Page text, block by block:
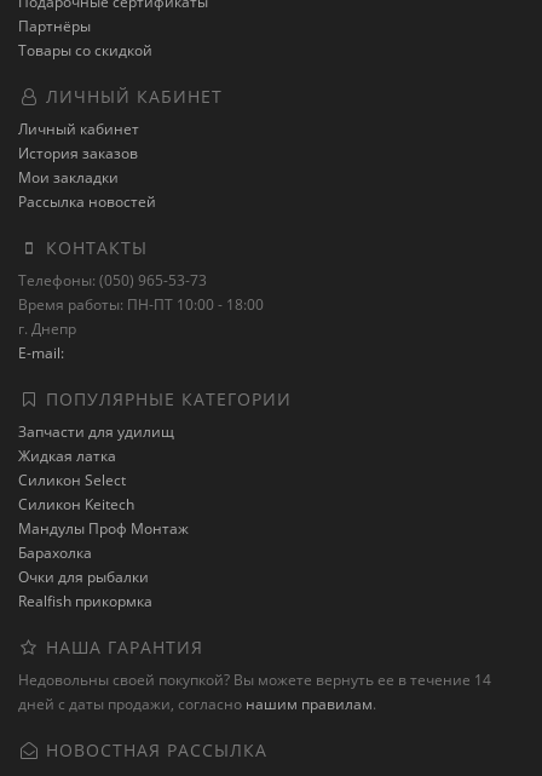
Партнёры
Товары со скидкой
ЛИЧНЫЙ КАБИНЕТ
Личный кабинет
История заказов
Мои закладки
Рассылка новостей
КОНТАКТЫ
Телефоны: (050) 965-53-73
Время работы: ПН-ПТ 10:00 - 18:00
г. Днепр
E-mail:
ПОПУЛЯРНЫЕ КАТЕГОРИИ
Запчасти для удилищ
Жидкая латка
Силикон Select
Силикон Keitech
Мандулы Проф Монтаж
Барахолка
Очки для рыбалки
Realfish прикормка
НАША ГАРАНТИЯ
Недовольны своей покупкой? Вы можете вернуть ее в течение 14
дней с даты продажи, согласно нашим правилам.
НОВОСТНАЯ РАССЫЛКА